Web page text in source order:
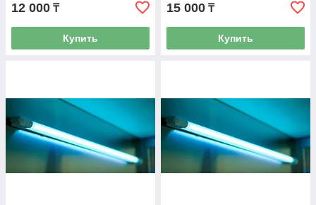
12 000 ₸
Купить
15 000 ₸
Купить